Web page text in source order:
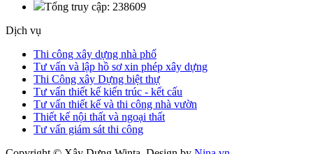
Tổng truy cập: 238609
Dịch vụ
Thi công xây dựng nhà phố
Tư vấn và lập hồ sơ xin phép xây dựng
Thi Công xây Dựng biệt thự
Tư vấn thiết kế kiến trúc - kết cấu
Tư vấn thiết kế và thi công nhà vườn
Thiết kế nội thất và ngoại thất
Tư vấn giám sát thi công